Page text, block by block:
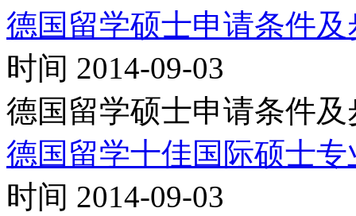
德国留学硕士申请条件及
时间 2014-09-03
德国留学硕士申请条件及
德国留学十佳国际硕士专
时间 2014-09-03